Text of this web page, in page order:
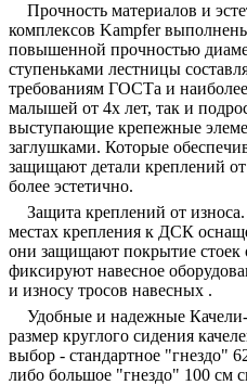
Прочность материалов и
комплексов Kampfer
повышенной прочностью
ступеньками лестницы
требованиям ГОСТа и
малышей от 4х лет, так и
выступающие крепежные
заглушками. Которые
защищают детали креплений
более эстетично.
Защита креплений от
местах крепления к ДСК
они защищают покрытие
фиксируют навесное
и износу тросов навесных .
Удобные и надежные
размер круглого сидения
выбор - стандартное "гнездо"
либо большое "гнездо" 100 см